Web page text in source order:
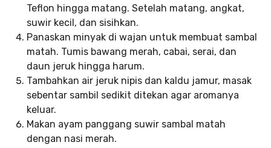
Teflon hingga matang. Setelah matang, angkat,
suwir kecil, dan sisihkan.
Panaskan minyak di wajan untuk membuat sambal
matah. Tumis bawang merah, cabai, serai, dan
daun jeruk hingga harum.
Tambahkan air jeruk nipis dan kaldu jamur, masak
sebentar sambil sedikit ditekan agar aromanya
keluar.
Makan ayam panggang suwir sambal matah
dengan nasi merah.